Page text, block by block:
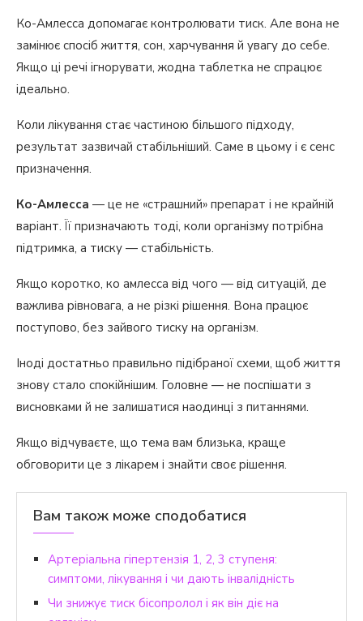
Ко-Амлесса допомагає контролювати тиск. Але вона не
замінює спосіб життя, сон, харчування й увагу до себе.
Якщо ці речі ігнорувати, жодна таблетка не спрацює
ідеально.
Коли лікування стає частиною більшого підходу,
результат зазвичай стабільніший. Саме в цьому і є сенс
призначення.
Ко-Амлесса — це не «страшний» препарат і не крайній
варіант. Її призначають тоді, коли організму потрібна
підтримка, а тиску — стабільність.
Якщо коротко, ко амлесса від чого — від ситуацій, де
важлива рівновага, а не різкі рішення. Вона працює
поступово, без зайвого тиску на організм.
Іноді достатньо правильно підібраної схеми, щоб життя
знову стало спокійнішим. Головне — не поспішати з
висновками й не залишатися наодинці з питаннями.
Якщо відчуваєте, що тема вам близька, краще
обговорити це з лікарем і знайти своє рішення.
Вам також може сподобатися
Артеріальна гіпертензія 1, 2, 3 ступеня:
симптоми, лікування і чи дають інвалідність
Чи знижує тиск бісопролол і як він діє на